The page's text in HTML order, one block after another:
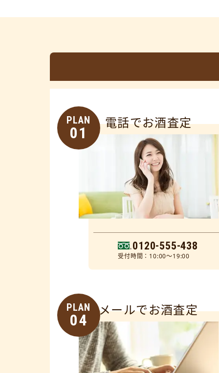
PLAN
01
電話でお酒査定
0120-555-438
受付時間：10:00～19:00
PLAN
04
メールでお酒査定